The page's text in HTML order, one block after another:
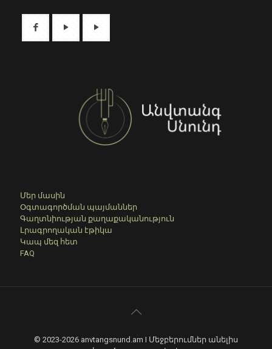
Մեր մասին
Օգտագործման պայմաններ
Գաղտնիության քաղաքականություն
Լրագրողական էթիկա
Կապ մեզ հետ
FAQ
© 2023-2026 anvtangsnund.am I Մեջբերումներ անելիս